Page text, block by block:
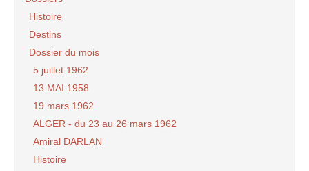
Histoire
Destins
Dossier du mois
5 juillet 1962
13 MAI 1958
19 mars 1962
ALGER - du 23 au 26 mars 1962
Amiral DARLAN
Histoire